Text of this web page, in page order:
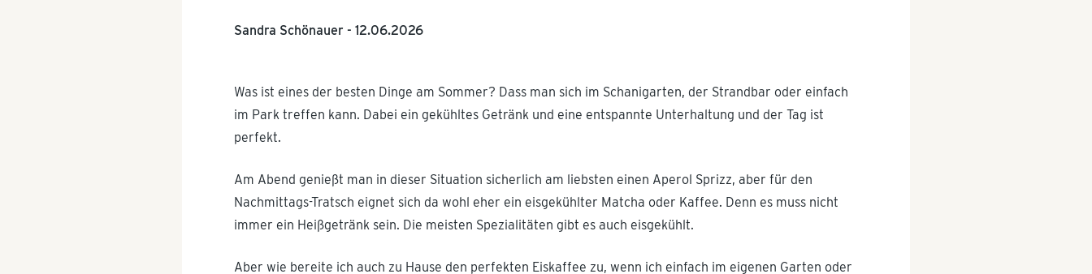
Sandra Schönauer - 12.06.2026
Was ist eines der besten Dinge am Sommer? Dass man sich im Schanigarten, der Strandbar oder einfach
im Park treffen kann. Dabei ein gekühltes Getränk und eine entspannte Unterhaltung und der Tag ist
perfekt.
Am Abend genießt man in dieser Situation sicherlich am liebsten einen Aperol Sprizz, aber für den
Nachmittags-Tratsch eignet sich da wohl eher ein eisgekühlter Matcha oder Kaffee. Denn es muss nicht
immer ein Heißgetränk sein. Die meisten Spezialitäten gibt es auch eisgekühlt.
Aber wie bereite ich auch zu Hause den perfekten Eiskaffee zu, wenn ich einfach im eigenen Garten oder